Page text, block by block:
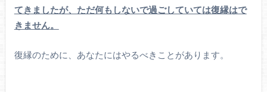
てきましたが、ただ何もしないで過ごしていては復縁はで
きません。
復縁のために、あなたにはやるべきことがあります。